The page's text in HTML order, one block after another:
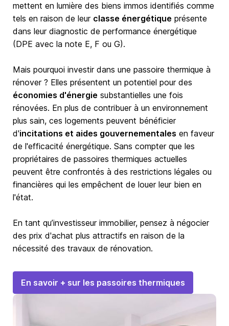
mettent en lumière des biens immos identifiés comme
tels en raison de leur classe énergétique présente
dans leur diagnostic de performance énergétique
(DPE avec la note E, F ou G).
Mais pourquoi investir dans une passoire thermique à
rénover ? Elles présentent un potentiel pour des
économies d'énergie substantielles une fois
rénovées. En plus de contribuer à un environnement
plus sain, ces logements peuvent bénéficier
d'incitations et aides gouvernementales en faveur
de l'efficacité énergétique. Sans compter que les
propriétaires de passoires thermiques actuelles
peuvent être confrontés à des restrictions légales ou
financières qui les empêchent de louer leur bien en
l'état.
En tant qu’investisseur immobilier, pensez à négocier
des prix d'achat plus attractifs en raison de la
nécessité des travaux de rénovation.
En savoir + sur les passoires thermiques